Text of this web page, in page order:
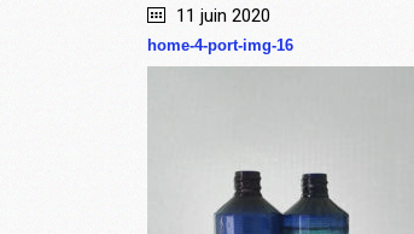
11 juin 2020
home-4-port-img-16